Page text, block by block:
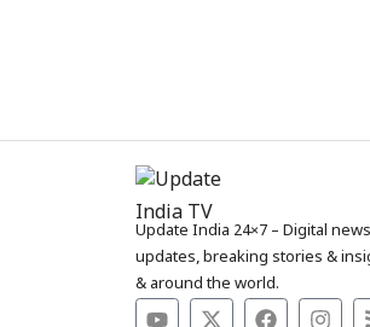
Update India 24×7 – Digital
updates, breaking stories &
& around the world.